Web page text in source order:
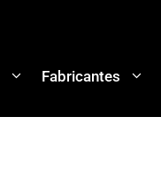
Fabricantes